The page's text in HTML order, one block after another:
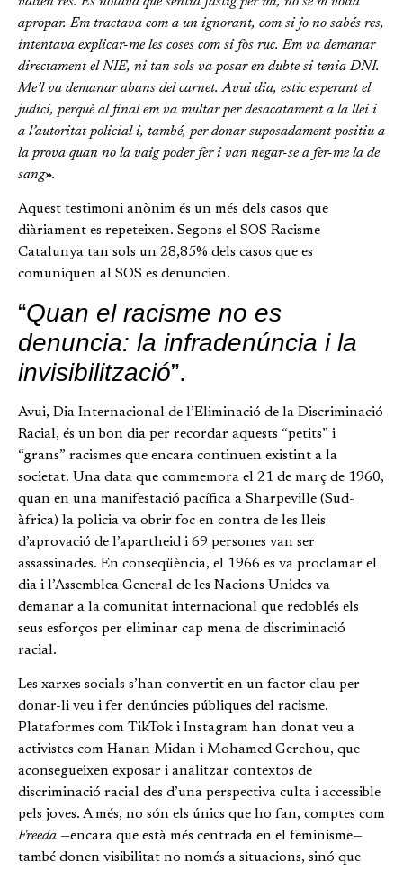
apropar. Em tractava com a un ignorant, com si jo no sabés res,
intentava explicar-me les coses com si fos ruc. Em va demanar
directament el NIE, ni tan sols va posar en dubte si tenia DNI.
Me’l va demanar abans del carnet. Avui dia, estic esperant el
judici, perquè al final em va multar per desacatament a la llei i
a l’autoritat policial i, també, per donar suposadament positiu a
la prova quan no la vaig poder fer i van negar-se a fer-me la de
sang».
Aquest testimoni anònim és un més dels casos que
diàriament es repeteixen. Segons el SOS Racisme
Catalunya tan sols un 28,85% dels casos que es
comuniquen al SOS es denuncien.
“Quan el racisme no es
denuncia: la infradenúncia i la
invisibilització”.
Avui, Dia Internacional de l’Eliminació de la Discriminació
Racial, és un bon dia per recordar aquests “petits” i
“grans” racismes que encara continuen existint a la
societat. Una data que commemora el 21 de març de 1960,
quan en una manifestació pacífica a Sharpeville (Sud-
àfrica) la policia va obrir foc en contra de les lleis
d’aprovació de l’apartheid i 69 persones van ser
assassinades. En conseqüència, el 1966 es va proclamar el
dia i l’Assemblea General de les Nacions Unides va
demanar a la comunitat internacional que redoblés els
seus esforços per eliminar cap mena de discriminació
racial.
Les xarxes socials s’han convertit en un factor clau per
donar-li veu i fer denúncies públiques del racisme.
Plataformes com TikTok i Instagram han donat veu a
activistes com Hanan Midan i Mohamed Gerehou, que
aconsegueixen exposar i analitzar contextos de
discriminació racial des d’una perspectiva culta i accessible
pels joves. A més, no són els únics que ho fan, comptes com
Freeda —encara que està més centrada en el feminisme—
també donen visibilitat no només a situacions, sinó que